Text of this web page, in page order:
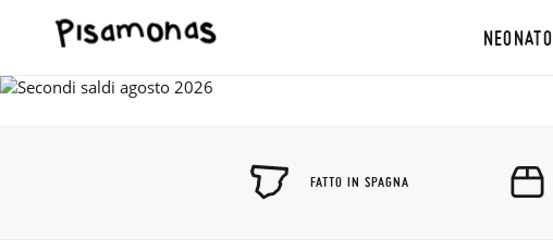
NEONATO
FATTO IN SPAGNA